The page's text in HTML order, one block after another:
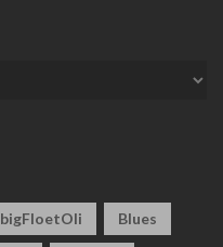
bigFloetOli Blues